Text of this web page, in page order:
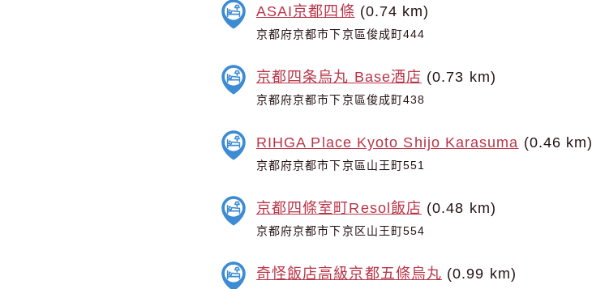
ASAI京都四條 (0.74 km)
京都府京都市下京區俊成町444
京都四条烏丸 Base酒店 (0.73 km)
京都府京都市下京區俊成町438
RIHGA Place Kyoto Shijo Karasuma (0.46 km)
京都府京都市下京區山王町551
京都四條室町Resol飯店 (0.48 km)
京都府京都市下京区山王町554
奇怪飯店高級京都五條烏丸 (0.99 km)